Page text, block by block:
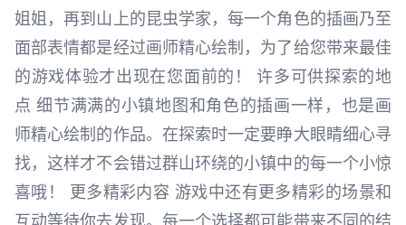
姐姐，再到山上的昆虫学家，每一个角色的插画乃至
面部表情都是经过画师精心绘制，为了给您带来最佳
的游戏体验才出现在您面前的！ 许多可供探索的地
点 细节满满的小镇地图和角色的插画一样，也是画
师精心绘制的作品。在探索时一定要睁大眼睛细心寻
找，这样才不会错过群山环绕的小镇中的每一个小惊
喜哦！ 更多精彩内容 游戏中还有更多精彩的场景和
互动等待你去发现。每一个选择都可能带来不同的结